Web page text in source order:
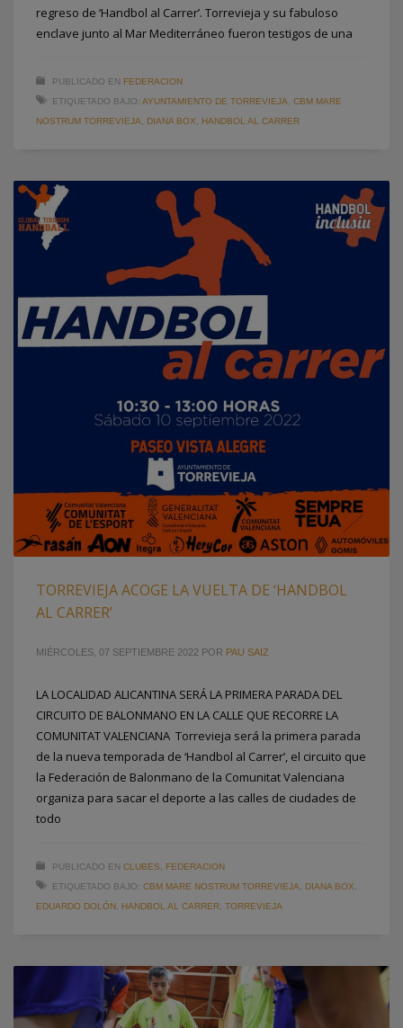
regreso de ‘Handbol al Carrer’. Torrevieja y su fabuloso
enclave junto al Mar Mediterráneo fueron testigos de una
PUBLICADO EN FEDERACION
ETIQUETADO BAJO: AYUNTAMIENTO DE TORREVIEJA
CBM MARE
NOSTRUM TORREVIEJA
DIANA BOX HANDBOL AL CARRER
TORREVIEJA ACOGE LA VUELTA DE ‘HANDBOL
AL CARRER’
MIÉRCOLES, 07 SEPTIEMBRE 2022 POR PAU SAIZ
LA LOCALIDAD ALICANTINA SERÁ LA PRIMERA PARADA DEL
CIRCUITO DE BALONMANO EN LA CALLE QUE RECORRE LA
COMUNITAT VALENCIANA Torrevieja será la primera parada
de la nueva temporada de ‘Handbol al Carrer’, el circuito que
la Federación de Balonmano de la Comunitat Valenciana
organiza para sacar el deporte a las calles de ciudades de
todo
PUBLICADO EN CLUBES
FEDERACION
ETIQUETADO BAJO: CBM MARE NOSTRUM TORREVIEJA DIANA BOX
EDUARDO DOLÓN
HANDBOL AL CARRER TORREVIEJA